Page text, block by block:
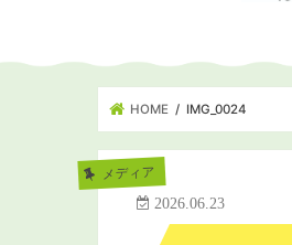
HOME IMG_0024
メディア
2026.06.23